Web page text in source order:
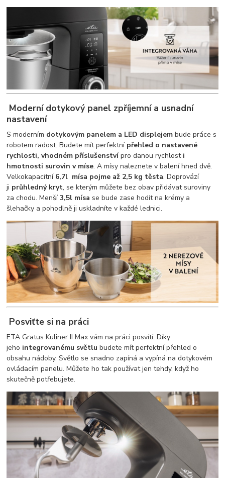
Moderní dotykový panel zpříjemní a usnadní
nastavení
S moderním dotykovým panelem a LED displejem bude práce s
robotem radost. Budete mít perfektní přehled o nastavené
rychlosti, vhodném příslušenstvípro danou rychlost i
hmotnosti surovin v míse. A mísy naleznete v balení hned dvě.
Velkokapacitní6,7l mísa pojme až 2,5 kg těsta. Doprovází
ji průhledný kryt, se kterým můžete bez obav přidávat suroviny
za chodu. Menší3,5l mísa se bude zase hodit na krémy a
šlehačky a pohodlně ji uskladníte v každé lednici.
Posviťte si na práci
ETA Gratus Kuliner II Max vám na práci posvítí. Díky
jeho integrovanému světlu budete mít perfektní přehled o
obsahu nádoby. Světlo se snadno zapíná a vypíná na dotykovém
ovládacím panelu. Můžete ho tak používat jen tehdy, když ho
skutečně potřebujete.